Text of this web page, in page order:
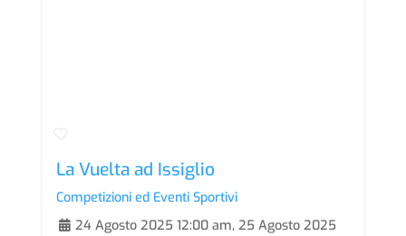
La Vuelta ad Issiglio
Competizioni ed Eventi Sportivi
24 Agosto 2025 12:00 am, 25 Agosto 2025